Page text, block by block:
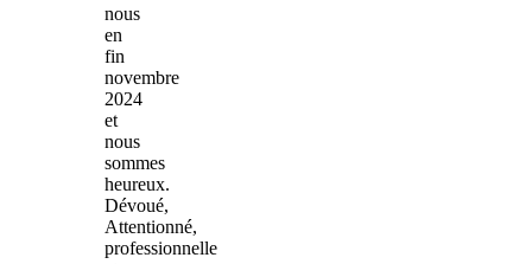
nous
en
fin
novembre
2024
et
nous
sommes
heureux.
Dévoué,
Attentionné,
professionnelle